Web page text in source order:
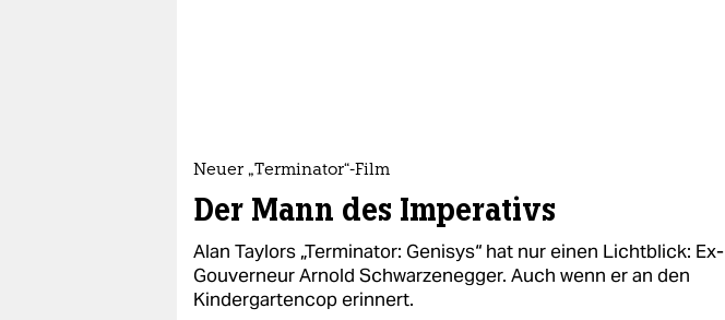
Neuer „Terminator“-Film
Der Mann des Imperativs
Alan Taylors „Terminator: Genisys“ hat nur einen Lichtblick: Ex-
Gouverneur Arnold Schwarzenegger. Auch wenn er an den
Kindergartencop erinnert.